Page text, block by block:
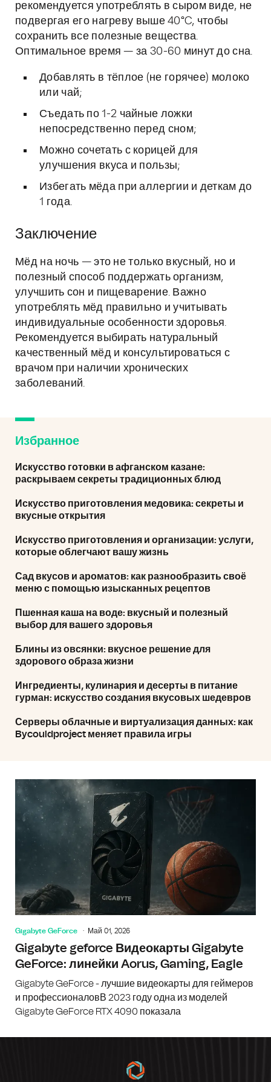
рекомендуется употреблять в сыром виде, не
подвергая его нагреву выше 40°C, чтобы
сохранить все полезные вещества.
Оптимальное время — за 30-60 минут до сна.
Добавлять в тёплое (не горячее) молоко
или чай;
Съедать по 1-2 чайные ложки
непосредственно перед сном;
Можно сочетать с корицей для
улучшения вкуса и пользы;
Избегать мёда при аллергии и деткам до
1 года.
Заключение
Мёд на ночь — это не только вкусный, но и
полезный способ поддержать организм,
улучшить сон и пищеварение. Важно
употреблять мёд правильно и учитывать
индивидуальные особенности здоровья.
Рекомендуется выбирать натуральный
качественный мёд и консультироваться с
врачом при наличии хронических
заболеваний.
Избранное
Искусство готовки в афганском казане:
раскрываем секреты традиционных блюд
Искусство приготовления медовика: секреты и
вкусные открытия
Искусство приготовления и организации: услуги,
которые облегчают вашу жизнь
Сад вкусов и ароматов: как разнообразить своё
меню с помощью изысканных рецептов
Пшенная каша на воде: вкусный и полезный
выбор для вашего здоровья
Блины из овсянки: вкусное решение для
здорового образа жизни
Ингредиенты, кулинария и десерты в питание
гурман: искусство создания вкусовых шедевров
Серверы облачные и виртуализация данных: как
Bycouldproject меняет правила игры
Gigabyte GeForce Май 01, 2026
Gigabyte geforce Видеокарты Gigabyte
GeForce: линейки Aorus, Gaming, Eagle
Gigabyte GeForce - лучшие видеокарты для геймеров
и профессионаловВ 2023 году одна из моделей
Gigabyte GeForce RTX 4090 показала